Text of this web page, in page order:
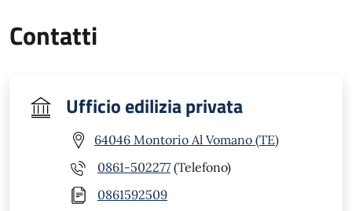
Contatti
Ufficio edilizia privata
64046 Montorio Al Vomano (TE)
0861-502277 (Telefono)
0861592509